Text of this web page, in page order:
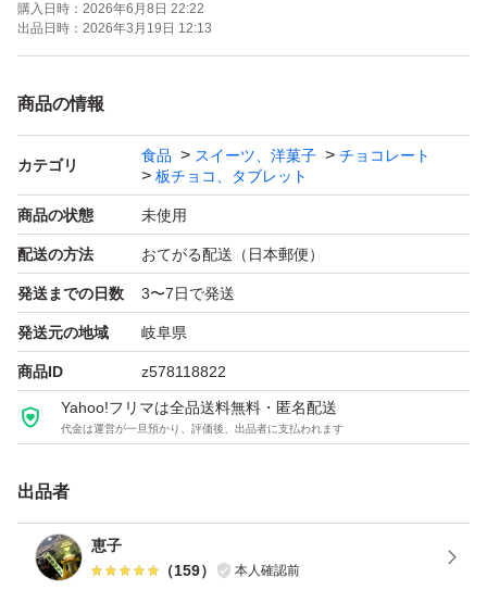
購入日時： 2026年6月8日 22:22
出品日時： 2026年3月19日 12:13
商品の情報
カテゴリ
食品 スイーツ、洋菓子
チョコレート
板チョコ、タブレット
商品の状態 未使用
配送の方法 おてがる配送（日本郵便）
発送までの日数 3〜7日で発送
発送元の地域 岐阜県
商品ID z578118822
Yahoo!フリマは全品送料無料・匿名配送
代金は運営が一旦預かり、評価後、出品者に支払われます
出品者
恵子
（159） 本人確認前